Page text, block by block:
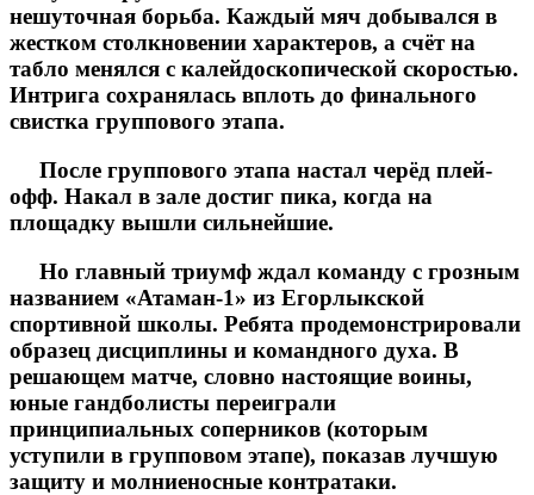
нешуточная борьба. Каждый мяч добывался в
жестком столкновении характеров, а счёт на
табло менялся с калейдоскопической скоростью.
Интрига сохранялась вплоть до финального
свистка группового этапа.
После группового этапа настал черёд плей-
офф. Накал в зале достиг пика, когда на
площадку вышли сильнейшие.
Но главный триумф ждал команду с грозным
названием «Атаман-1» из Егорлыкской
спортивной школы. Ребята продемонстрировали
образец дисциплины и командного духа. В
решающем матче, словно настоящие воины,
юные гандболисты переиграли
принципиальных соперников (которым
уступили в групповом этапе), показав лучшую
защиту и молниеносные контратаки.